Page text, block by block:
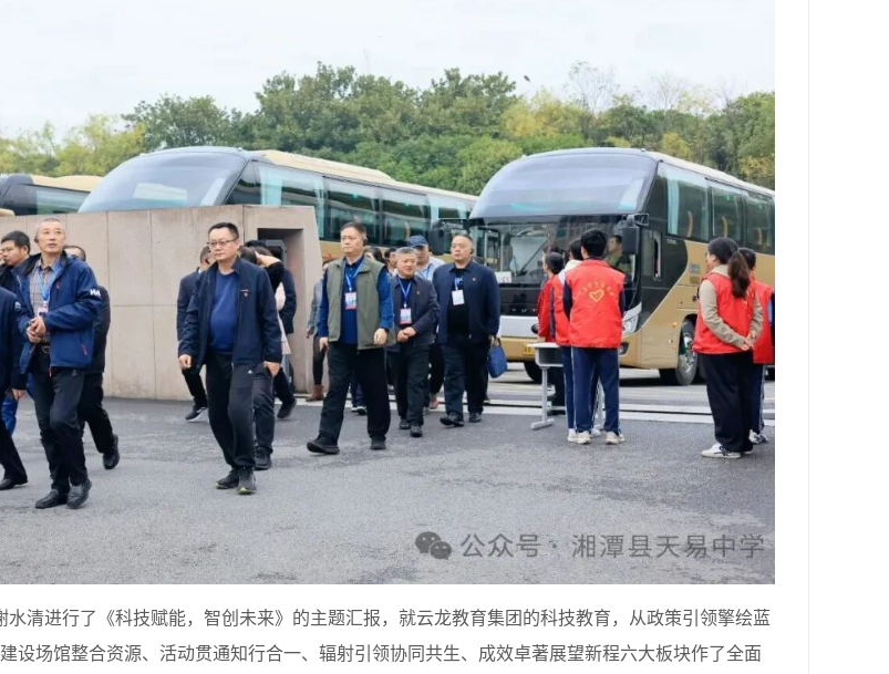
清进行了《科技赋能，智创未来》的主题汇报，就云龙教育集团的科技教育，从政策引领擎绘蓝
设场馆整合资源、活动贯通知行合一、辐射引领协同共生、成效卓著展望新程六大板块作了全面